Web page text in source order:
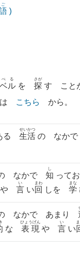
)
ル
る
を 探
さが
す こと
は こちら から。
る 生活
せいかつ
の なか
なかで 知
し
って
や 言
い
い回
まわ
しを 学
まな
なかで あまり
な 表現
ひょうげん
や 言
い
い